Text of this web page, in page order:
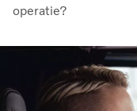
operatie?